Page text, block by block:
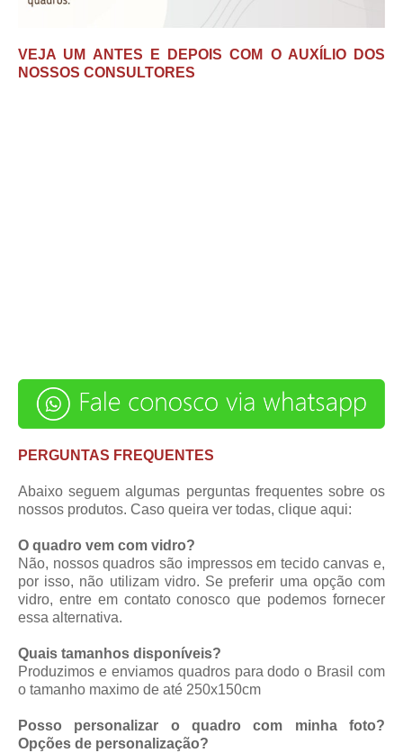
VEJA UM ANTES E DEPOIS COM O AUXÍLIO DOS
NOSSOS CONSULTORES
PERGUNTAS FREQUENTES
Abaixo seguem algumas perguntas frequentes sobre os
nossos produtos. Caso queira ver todas, clique aqui:
O quadro vem com vidro?
Não, nossos quadros são impressos em tecido canvas e,
por isso, não utilizam vidro. Se preferir uma opção com
vidro, entre em contato conosco que podemos fornecer
essa alternativa.
Quais tamanhos disponíveis?
Produzimos e enviamos quadros para dodo o Brasil com
o tamanho maximo de até 250x150cm
Posso personalizar o quadro com minha foto?
Opções de personalização?